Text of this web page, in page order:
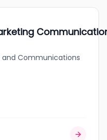
and Communications